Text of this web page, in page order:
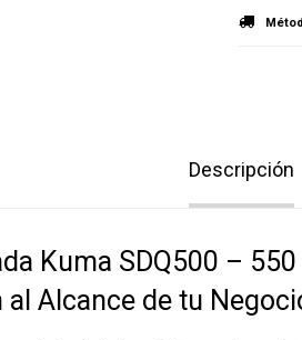
Descripción
Kuma SDQ500 –
al Alcance de tu